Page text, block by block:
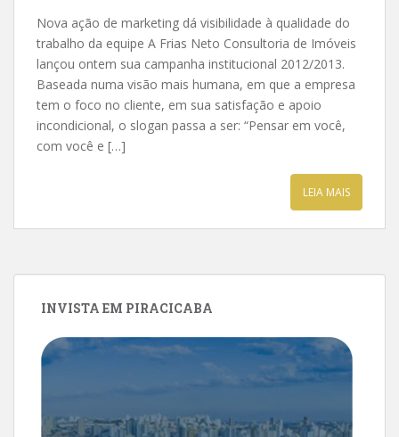
Nova ação de marketing dá visibilidade à qualidade do
trabalho da equipe A Frias Neto Consultoria de Imóveis
lançou ontem sua campanha institucional 2012/2013.
Baseada numa visão mais humana, em que a empresa
tem o foco no cliente, em sua satisfação e apoio
incondicional, o slogan passa a ser: “Pensar em você,
com você e […]
LEIA MAIS
INVISTA EM PIRACICABA